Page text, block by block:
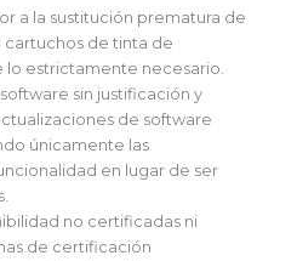
a la sustitución prematura de
de tinta de
lo estrictamente necesario.
sin justificación y
de software
únicamente las
en lugar de ser
no certificadas ni
de certificación